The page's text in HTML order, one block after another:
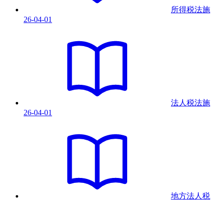
所得税法施
26-04-01
法人税法施
26-04-01
地方法人税